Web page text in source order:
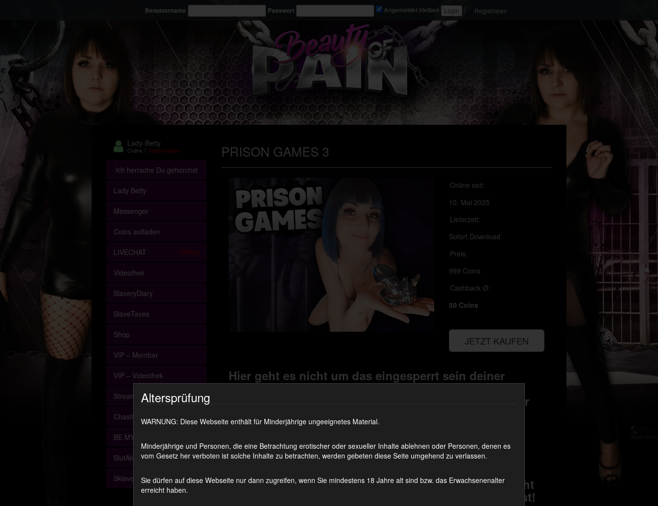
Benutzername Passwort Angemeldet bleiben Registrieren
Lady-Betty
Online /Telefon offline
Ich herrsche Du gehorchst
Lady Betty
Messenger
Coins aufladen
LIVECHAT Offline
Videothek
SlaveryDiary
SlaveTaxes
Shop
VIP – Member
VIP – Videothek
Streaming (VoD)
ChasityMembers
BE MY SLAVE
SlutAkademie
Sklave des Monats
PRISON GAMES 3
Online seit:
10. Mai 2025
Lieferzeit:
Sofort Download
Preis:
999 Coins
Cashback Ø:
50 Coins
JETZT KAUFEN
Hier geht es nicht um das eingesperrt sein deiner
Person! Es dreht sich alles um das kleine Stückchen
Elend in deiner Hose das sonst nicht wirklich von der
Aufmerksamkeit schenken als dir lieb ist.
sie an gehst erst ein mal brav verschlossen bist , nicht
das du es dir dann doch noch anders überlegen willst!
Altersprüfung
WARNUNG: Diese Webseite enthält für Minderjährige ungeeignetes Material.
Minderjährige und Personen, die eine Betrachtung erotischer oder sexueller Inhalte ablehnen oder Personen, denen es
vom Gesetz her verboten ist solche Inhalte zu betrachten, werden gebeten diese Seite umgehend zu verlassen.
Sie dürfen auf diese Webseite nur dann zugreifen, wenn Sie mindestens 18 Jahre alt sind bzw. das Erwachsenenalter
erreicht haben.